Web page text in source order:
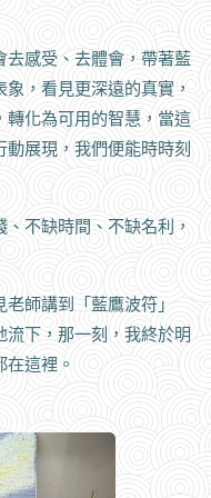
去感受、去體會，帶著藍
，看見更深遠的真實，
轉化為可用的智慧，當這
展現，我們便能時時刻
不缺時間、不缺名利，
師講到「藍鷹波符」
流下，那一刻，我終於明
這裡。